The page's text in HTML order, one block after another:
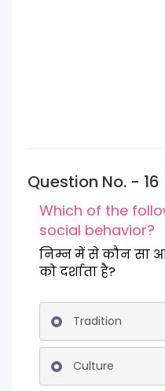
Question No. - 16
Which of the
social behavior?
निम्न में से कौन सा
को दर्शाता है?
Tradition
Culture